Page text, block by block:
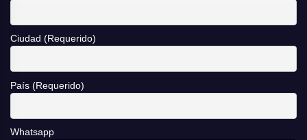
Ciudad (Requerido)
País (Requerido)
Whatsapp